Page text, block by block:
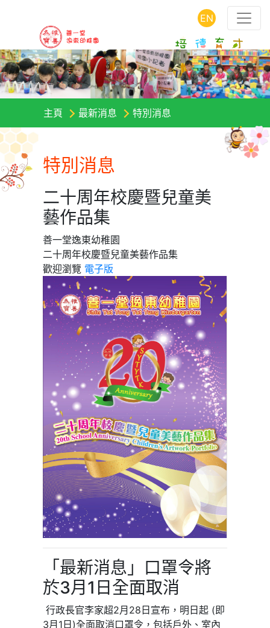
EN
主頁 最新消息 特別消息
特別消息
二十周年校慶暨兒童美
藝作品集
善一堂逸東幼稚園
二十周年校慶暨兒童美藝作品集
歡迎瀏覽 電子版
「最新消息」口罩令將
於3月1日全面取消
行政長官李家超2月 28 日宣布，明日起 (即
3月 1 日 )全面取消口罩令，包括戶外、室內